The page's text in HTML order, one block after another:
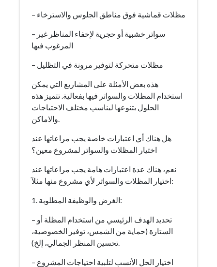
– مظلات قماشية فوق مناطق الجلوس والاسترخاء
– سواتر خشبية أو حجرية لإخفاء المناظر غير
المرغوب فيها
– مظلات متحركة لتوفير مرونة في التظليل
هذه بعض الأمثلة على المشاريع التي يمكن
استخدام المظلات والسواتر فيها بفعالية. تتميز هذه
الحلول بتنوعها ليناسب مختلف الاحتياجات
والاماكن.
هل هناك أي اعتبارات خاصة يجب مراعاتها عند
اختيار المظلات والسواتر لمشروع معين؟
نعم، هناك عدة اعتبارات هامة يجب مراعاتها عند
اختيار المظلات والسواتر لأي مشروع منها مثلآ:
1. الغرض والوظيفة المطلوبة:
– تحديد الهدف الرئيسي من استخدام المظلة أو
الستارة (حماية من الشمس، توفير الخصوصية،
تحسين المنظر الجمالي، إلخ).
– اختيار الحل الأنسب لتلبية احتياجات المشروع